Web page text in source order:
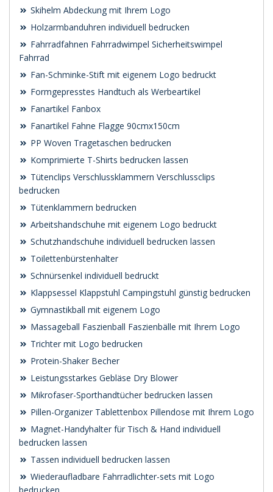
Skihelm Abdeckung mit Ihrem Logo
Holzarmbanduhren individuell bedrucken
Fahrradfahnen Fahrradwimpel Sicherheitswimpel
Fahrrad
Fan-Schminke-Stift mit eigenem Logo bedruckt
Formgepresstes Handtuch als Werbeartikel
Fanartikel Fanbox
Fanartikel Fahne Flagge 90cmx150cm
PP Woven Tragetaschen bedrucken
Komprimierte T-Shirts bedrucken lassen
Tütenclips Verschlussklammern Verschlussclips
bedrucken
Tütenklammern bedrucken
Arbeitshandschuhe mit eigenem Logo bedruckt
Schutzhandschuhe individuell bedrucken lassen
Toilettenbürstenhalter
Schnürsenkel individuell bedruckt
Klappsessel Klappstuhl Campingstuhl günstig bedrucken
Gymnastikball mit eigenem Logo
Massageball Faszienball Faszienbälle mit Ihrem Logo
Trichter mit Logo bedrucken
Protein-Shaker Becher
Leistungsstarkes Gebläse Dry Blower
Mikrofaser-Sporthandtücher bedrucken lassen
Pillen-Organizer Tablettenbox Pillendose mit Ihrem Logo
Magnet-Handyhalter für Tisch & Hand individuell
bedrucken lassen
Tassen individuell bedrucken lassen
Wiederaufladbare Fahrradlichter-sets mit Logo